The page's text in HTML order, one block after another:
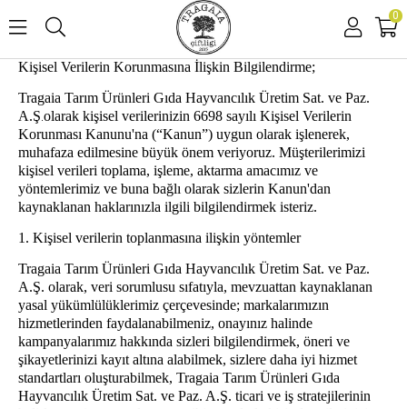
0
Kişisel Verilerin Korunmasına İlişkin Bilgilendirme;
Tragaia Tarım Ürünleri Gıda Hayvancılık Üretim Sat. ve Paz.
A.Ş olarak kişisel verilerinizin 6698 sayılı Kişisel Verilerin
Korunması Kanunu'na (“Kanun”) uygun olarak işlenerek,
muhafaza edilmesine büyük önem veriyoruz. Müşterilerimizi
kişisel verileri toplama, işleme, aktarma amacımız ve
yöntemlerimiz ve buna bağlı olarak sizlerin Kanun'dan
kaynaklanan haklarınızla ilgili bilgilendirmek isteriz.
1. Kişisel verilerin toplanmasına ilişkin yöntemler
Tragaia Tarım Ürünleri Gıda Hayvancılık Üretim Sat. ve Paz.
A.Ş. olarak, veri sorumlusu sıfatıyla, mevzuattan kaynaklanan
yasal yükümlülüklerimiz çerçevesinde; markalarımızın
hizmetlerinden faydalanabilmeniz, onayınız halinde
kampanyalarımız hakkında sizleri bilgilendirmek, öneri ve
şikayetlerinizi kayıt altına alabilmek, sizlere daha iyi hizmet
standartları oluşturabilmek, Tragaia Tarım Ürünleri Gıda
Hayvancılık Üretim Sat. ve Paz. A.Ş. ticari ve iş stratejilerinin